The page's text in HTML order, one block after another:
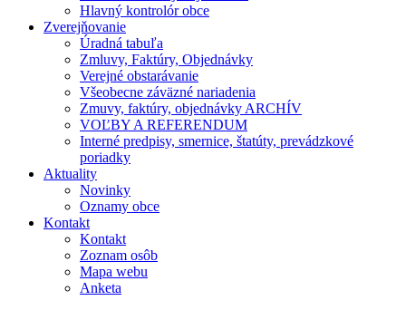
Hlavný kontrolór obce
Zverejňovanie
Úradná tabuľa
Zmluvy, Faktúry, Objednávky
Verejné obstarávanie
Všeobecne záväzné nariadenia
Zmuvy, faktúry, objednávky ARCHÍV
VOĽBY A REFERENDUM
Interné predpisy, smernice, štatúty, prevádzkové
poriadky
Aktuality
Novinky
Oznamy obce
Kontakt
Kontakt
Zoznam osôb
Mapa webu
Anketa